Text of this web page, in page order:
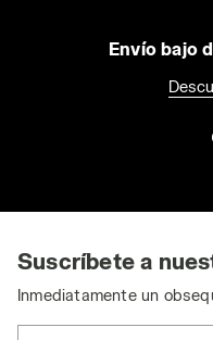
Envío bajo
Suscríbete a
Inmediatamente un